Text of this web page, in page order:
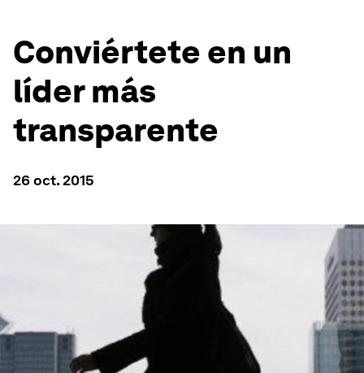
Conviértete en un
líder más
transparente
26 oct. 2015